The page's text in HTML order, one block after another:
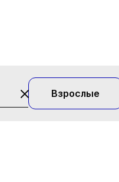
Взрослые